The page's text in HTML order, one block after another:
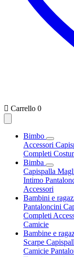
 Carrello 0
Bimbo
Accessori
Completi
Bimba
Capispalla
Intimo
Accessori
Bambini e
Pantaloncini
Completi
Camicie
Bambine e
Scarpe
Camicie